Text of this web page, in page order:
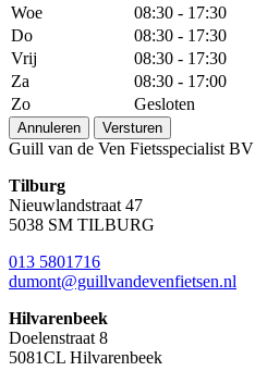
Woe
08:30 - 17:30
Do
08:30 - 17:30
Vrij
08:30 - 17:30
Za
08:30 - 17:00
Zo
Gesloten
Annuleren Versturen
Guill van de Ven Fietsspecialist BV
Tilburg
Nieuwlandstraat 47
5038 SM TILBURG
013 5801716
dumont@guillvandevenfietsen.nl
Hilvarenbeek
Doelenstraat 8
5081CL Hilvarenbeek